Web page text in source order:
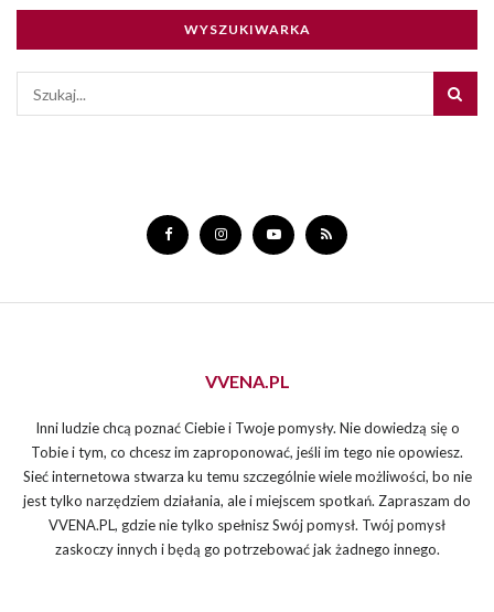
WYSZUKIWARKA
VVENA.PL
Inni ludzie chcą poznać Ciebie i Twoje pomysły. Nie dowiedzą się o
Tobie i tym, co chcesz im zaproponować, jeśli im tego nie opowiesz.
Sieć internetowa stwarza ku temu szczególnie wiele możliwości, bo nie
jest tylko narzędziem działania, ale i miejscem spotkań. Zapraszam do
VVENA.PL, gdzie nie tylko spełnisz Swój pomysł. Twój pomysł
zaskoczy innych i będą go potrzebować jak żadnego innego.